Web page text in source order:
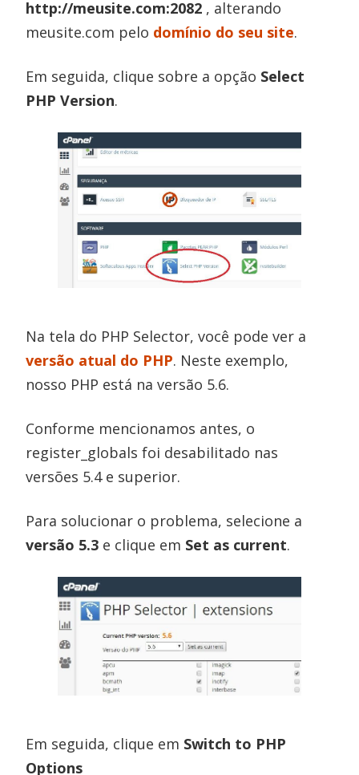
http://meusite.com:2082 , alterando
meusite.com pelo domínio do seu site.
Em seguida, clique sobre a opção Select
PHP Version.
Na tela do PHP Selector, você pode ver a
versão atual do PHP. Neste exemplo,
nosso PHP está na versão 5.6.
Conforme mencionamos antes, o
register_globals foi desabilitado nas
versões 5.4 e superior.
Para solucionar o problema, selecione a
versão 5.3 e clique em Set as current.
Em seguida, clique em Switch to PHP
Options